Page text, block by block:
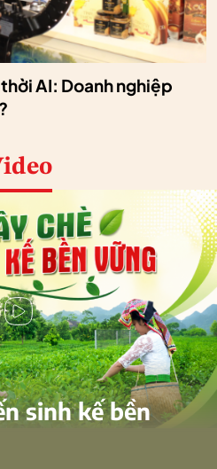
AI: Doanh nghiệp
sinh kế bền